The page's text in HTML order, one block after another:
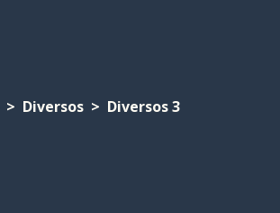
Diversos Diversos 3